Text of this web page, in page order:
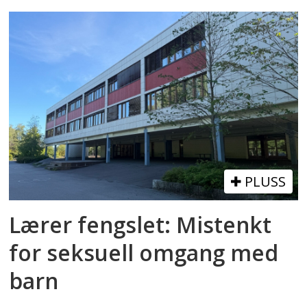
PLUSS
Lærer fengslet: Mistenkt
for seksuell omgang med
barn